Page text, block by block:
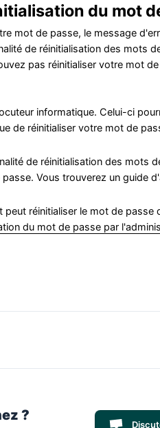
du mot
mot de passe, le message
de réinitialisation des mots
pas réinitialiser votre mot
informatique. Celui-ci
de réinitialiser votre mot de
de réinitialisation des mots
Vous trouverez un guide
réinitialiser le mot de
du mot de passe par
?